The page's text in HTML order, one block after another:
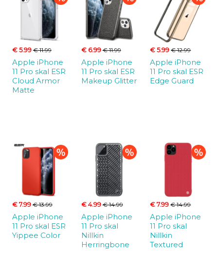
€ 5.99€ 11.99
Apple iPhone
11 Pro skal ESR
Cloud Armor
Matte
€ 6.99€ 11.99
Apple iPhone
11 Pro skal ESR
Makeup Glitter
€ 5.99€ 12.99
Apple iPhone
11 Pro skal ESR
Edge Guard
€ 7.99€ 13.99
Apple iPhone
11 Pro skal ESR
Yippee Color
€ 4.99€ 14.99
Apple iPhone
11 Pro skal
Nillkin
Herringbone
€ 7.99€ 14.99
Apple iPhone
11 Pro skal
Nillkin
Textured